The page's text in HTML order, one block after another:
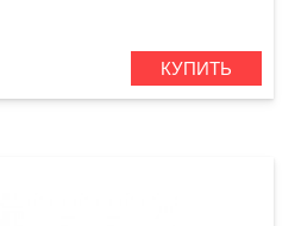
КУПИТЬ